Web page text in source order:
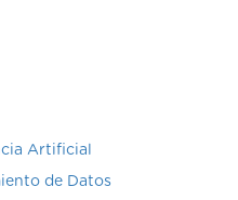
Artificial
de Datos